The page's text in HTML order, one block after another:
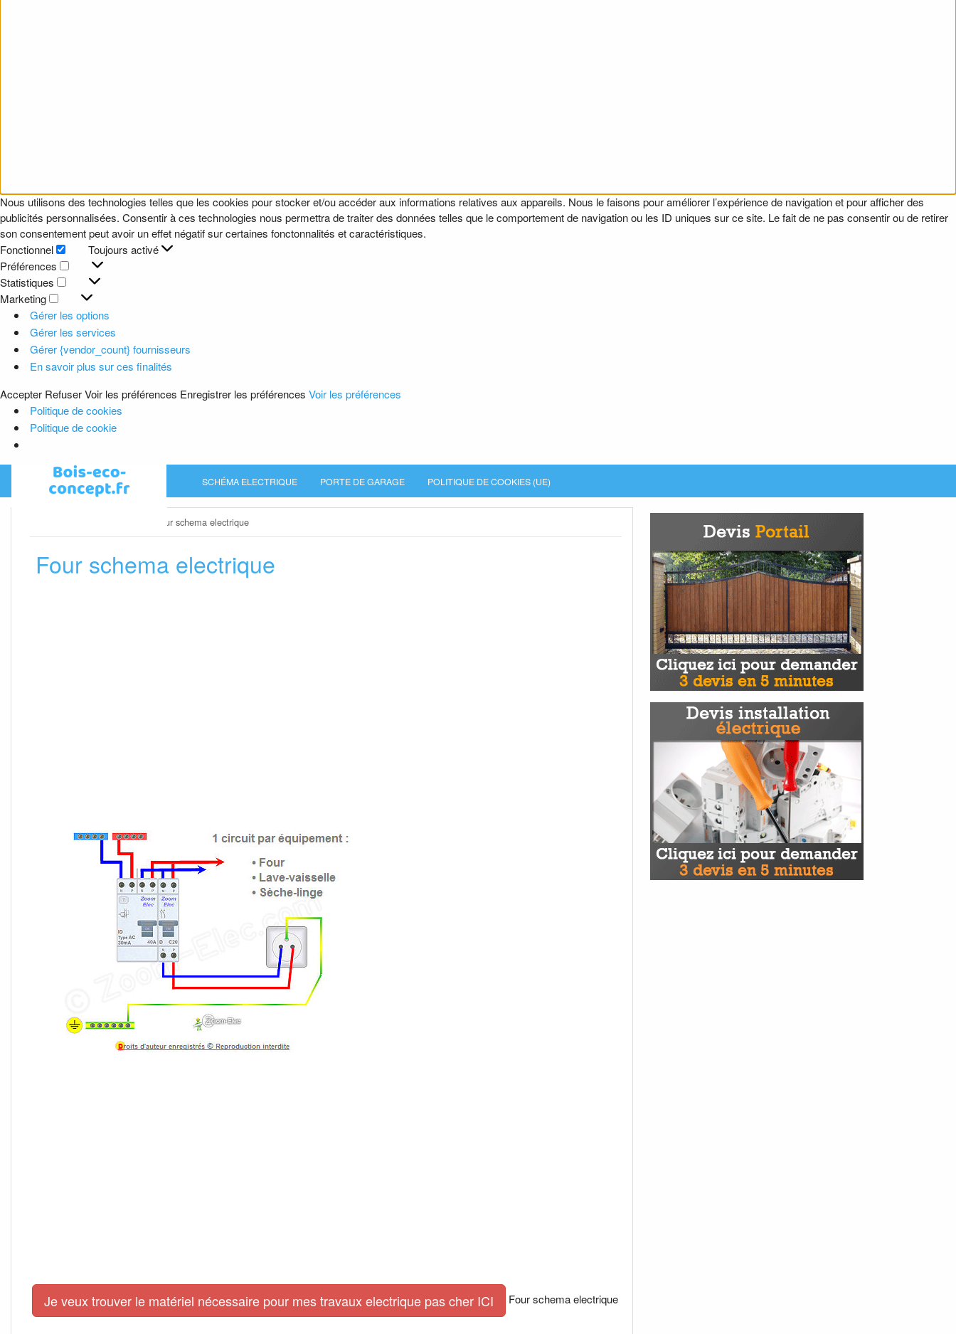
Nous utilisons des technologies telles que les cookies pour stocker et/ou accéder aux informations relatives aux appareils. Nous le faisons pour améliorer l’expérience de navigation et pour afficher des
publicités personnalisées. Consentir à ces technologies nous permettra de traiter des données telles que le comportement de navigation ou les ID uniques sur ce site. Le fait de ne pas consentir ou de retirer
son consentement peut avoir un effet négatif sur certaines fonctonnalités et caractéristiques.
Fonctionnel
Fonctionnel
Toujours activé
Préférences
Préférences
Statistiques
Statistiques
Marketing
Marketing
Gérer les options
Gérer les services
Gérer {vendor_count} fournisseurs
En savoir plus sur ces finalités
Accepter RefuserVoir les préférences Enregistrer les préférences Voir les préférences
Politique de cookies
Politique de cookie
SCHÉMA ELECTRIQUE PORTE DE GARAGE POLITIQUE DE COOKIES (UE)
Four schema electrique
Four schema electrique
Je veux trouver le matériel nécessaire pour mes travaux electrique pas cher ICI Four schema electrique